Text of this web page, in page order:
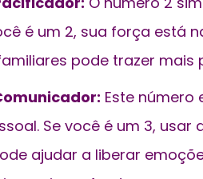
é um 2, sua força está
pode trazer mais
Este
Se você é um 3,
ajudar a liberar